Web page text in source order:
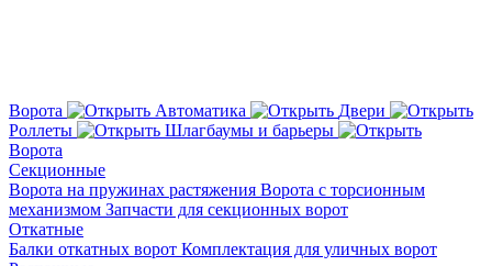
Ворота Автоматика
Двери
Роллеты
Шлагбаумы и барьеры
Ворота
Секционные
Ворота на пружинах растяжения Ворота с торсионным
механизмом Запчасти для секционных ворот
Откатные
Балки откатных ворот Комплектация для уличных ворот